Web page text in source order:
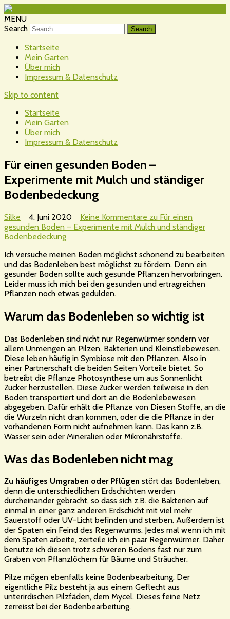
MENU
Search
Startseite
Mein Garten
Über mich
Impressum & Datenschutz
Skip to content
Startseite
Mein Garten
Über mich
Impressum & Datenschutz
Für einen gesunden Boden –
Experimente mit Mulch und ständiger
Bodenbedeckung
Silke 4. Juni 2020 Keine Kommentare zu Für einen
gesunden Boden – Experimente mit Mulch und ständiger
Bodenbedeckung
Ich versuche meinen Boden möglichst schonend zu bearbeiten
und das Bodenleben best möglichst zu fördern. Denn ein
gesunder Boden sollte auch gesunde Pflanzen hervorbringen.
Leider muss ich mich bei den gesunden und ertragreichen
Pflanzen noch etwas gedulden.
Warum das Bodenleben so wichtig ist
Das Bodenleben sind nicht nur Regenwürmer sondern vor
allem Unmengen an Pilzen, Bakterien und Kleinstlebewesen.
Diese leben häufig in Symbiose mit den Pflanzen. Also in
einer Partnerschaft die beiden Seiten Vorteile bietet. So
betreibt die Pflanze Photosynthese um aus Sonnenlicht
Zucker herzustellen. Diese Zucker werden teilweise in den
Boden transportiert und dort an die Bodenlebewesen
abgegeben. Dafür erhält die Pflanze von Diesen Stoffe, an die
die Wurzeln nicht dran kommen, oder die die Pflanze in der
vorhandenen Form nicht aufnehmen kann. Das kann z.B.
Wasser sein oder Mineralien oder Mikronährstoffe.
Was das Bodenleben nicht mag
Zu häufiges Umgraben oder Pflügen stört das Bodenleben,
denn die unterschiedlichen Erdschichten werden
durcheinander gebracht, so dass sich z.B. die Bakterien auf
einmal in einer ganz anderen Erdschicht mit viel mehr
Sauerstoff oder UV-Licht befinden und sterben. Außerdem ist
der Spaten ein Feind des Regenwurms. Jedes mal wenn ich mit
dem Spaten arbeite, zerteile ich ein paar Regenwürmer. Daher
benutze ich diesen trotz schweren Bodens fast nur zum
Graben von Pflanzlöchern für Bäume und Sträucher.
Pilze mögen ebenfalls keine Bodenbearbeitung. Der
eigentliche Pilz besteht ja aus einem Geflecht aus
unterirdischen Pilzfäden, dem Mycel. Dieses feine Netz
zerreisst bei der Bodenbearbeitung.